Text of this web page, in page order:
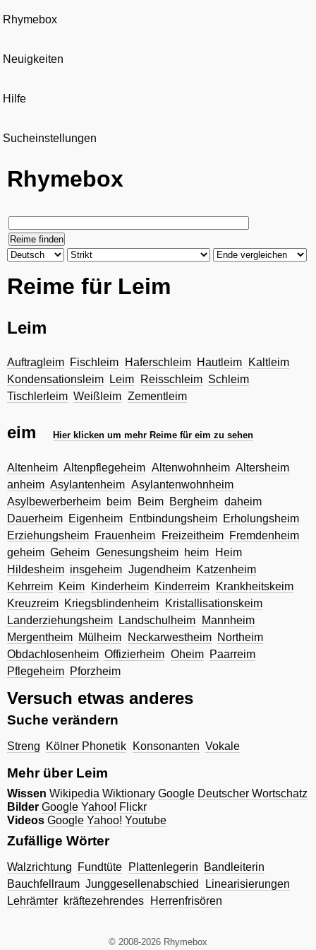
Rhymebox
Neuigkeiten
Hilfe
Sucheinstellungen
Rhymebox
Reime für Leim
Leim
Auftragleim Fischleim Haferschleim Hautleim
Kaltleim
Kondensationsleim
Leim Reisschleim Schleim
Tischlerleim Weißleim Zementleim
eim Hier klicken um mehr Reime für eim zu sehen
Altenheim Altenpflegeheim Altenwohnheim Altersheim
anheim Asylantenheim Asylantenwohnheim
Asylbewerberheim beim Beim Bergheim daheim
Dauerheim Eigenheim Entbindungsheim Erholungsheim
Erziehungsheim Frauenheim Freizeitheim Fremdenheim
geheim Geheim Genesungsheim heim
Heim
Hildesheim insgeheim Jugendheim Katzenheim
Kehrreim Keim Kinderheim Kinderreim
Krankheitskeim
Kreuzreim Kriegsblindenheim
Kristallisationskeim
Landerziehungsheim
Landschulheim
Mannheim
Mergentheim Mülheim Neckarwestheim Northeim
Obdachlosenheim Offizierheim Oheim Paarreim
Pflegeheim Pforzheim
Versuch etwas anderes
Suche verändern
Streng Kölner Phonetik Konsonanten Vokale
Mehr über Leim
Wissen Wikipedia Wiktionary Google Deutscher Wortschatz
Bilder Google Yahoo! Flickr
Videos Google Yahoo! Youtube
Zufällige Wörter
Walzrichtung Fundtüte Plattenlegerin
Bandleiterin
Bauchfellraum Junggesellenabschied
Linearisierungen
Lehrämter kräftezehrendes Herrenfrisören
© 2008-2026 Rhymebox